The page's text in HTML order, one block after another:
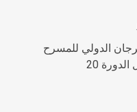
الدولي للمسرح
20